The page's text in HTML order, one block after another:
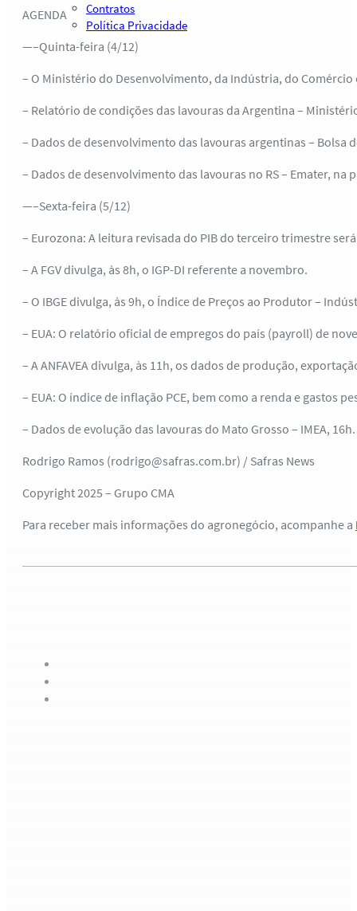
Contratos
Política Privacidade
AGENDA
—–Quinta-feira (4/12)
– O Ministério do Desenvolvimento, da Indústria, do
– Relatório de condições das lavouras da Argentina –
– Dados de desenvolvimento das lavouras argentinas – Bolsa
– Dados de desenvolvimento das lavouras no RS – Emater, na
—–Sexta-feira (5/12)
– Eurozona: A leitura revisada do PIB do terceiro trimestre
– A FGV divulga, às 8h, o IGP-DI referente a novembro.
– O IBGE divulga, às 9h, o Índice de Preços ao Produtor –
– EUA: O relatório oficial de empregos do país (payroll) de
– A ANFAVEA divulga, às 11h, os dados de produção,
– EUA: O índice de inflação PCE, bem como a renda e gastos
– Dados de evolução das lavouras do Mato Grosso – IMEA, 16h.
Rodrigo Ramos (rodrigo@safras.com.br) / Safras News
Copyright 2025 – Grupo CMA
Para receber mais informações do agronegócio, acompanhe a